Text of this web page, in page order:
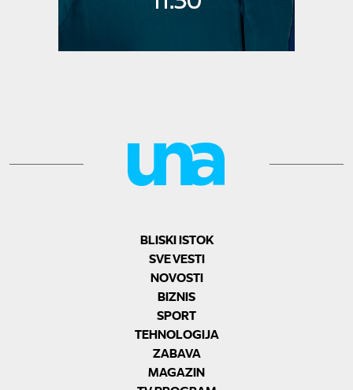
BLISKI ISTOK
SVE VESTI
NOVOSTI
BIZNIS
SPORT
TEHNOLOGIJA
ZABAVA
MAGAZIN